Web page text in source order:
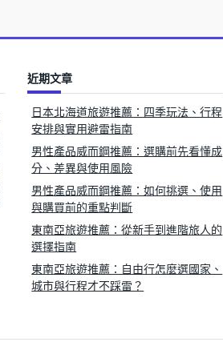
近期文章
日本北海道旅遊推薦：四季玩法、行程
安排與實用避雷指南
男性產品威而鋼推薦：選購前先看懂成
分、差異與使用風險
男性產品威而鋼推薦：如何挑選、使用
與購買前的重點判斷
東南亞旅遊推薦：從新手到進階旅人的
選擇指南
東南亞旅遊推薦：自由行怎麼選國家、
城市與行程才不踩雷？